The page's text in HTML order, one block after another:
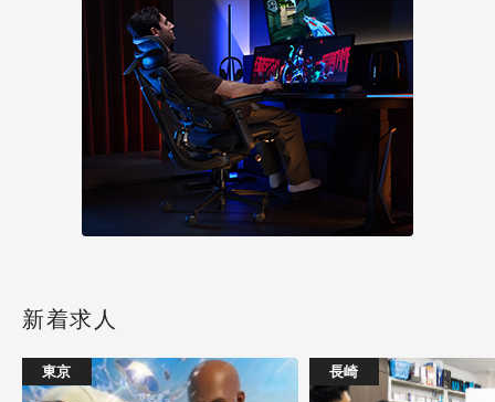
新着求人
東京 長崎